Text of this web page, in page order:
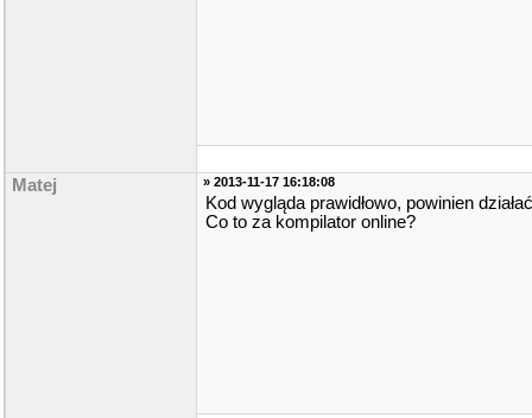
Matej » 2013-11-17 16:18:08
Kod wygląda prawidłowo, powinien
Co to za kompilator online?